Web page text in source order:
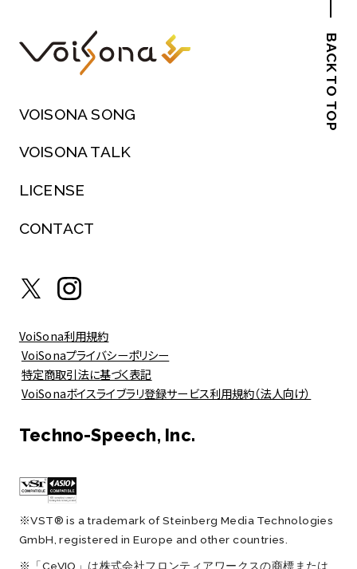
BACK TO TOP
VOISONA SONG
VOISONA TALK
LICENSE
CONTACT
VoiSona利用規約
VoiSonaプライバシーポリシー
特定商取引法に基づく表記
VoiSonaボイスライブラリ登録サービス利用規約（法人向け）
Techno-Speech, Inc.
※VST® is a trademark of Steinberg Media Technologies
GmbH, registered in Europe and other countries.
※「CeVIO」は株式会社フロンティアワークスの商標または